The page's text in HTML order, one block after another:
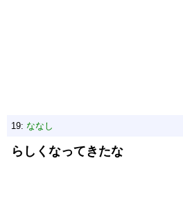
19: ななし
らしくなってきたな